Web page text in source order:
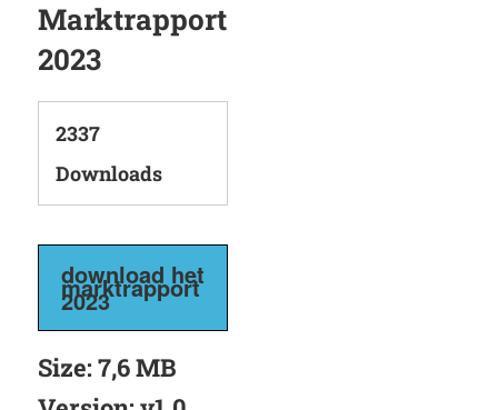
Marktrapport
2023
2337
Downloads
download het
marktrapport
2023
Size: 7,6 MB